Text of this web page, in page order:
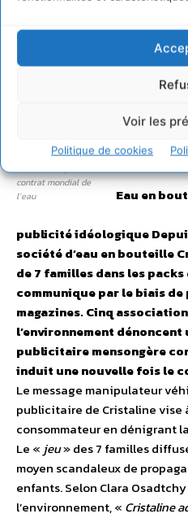
Voir les
Politique de cookies
Mitterand
contrat mondial de
l’eau
Eau en
publicité idéologique
société d’eau en bouteille
de 7 familles dans les packs
communique par le biais
magazines. Cinq
l’environnement
publicitaire mensongère
induit une nouvelle fois le
Le message manipulateur
publicitaire de Cristaline vise
consommateur en dénigrant
Le « jeu» des 7 familles
moyen scandaleux de
enfants. Selon Clara
l’environnement, « Cristaline